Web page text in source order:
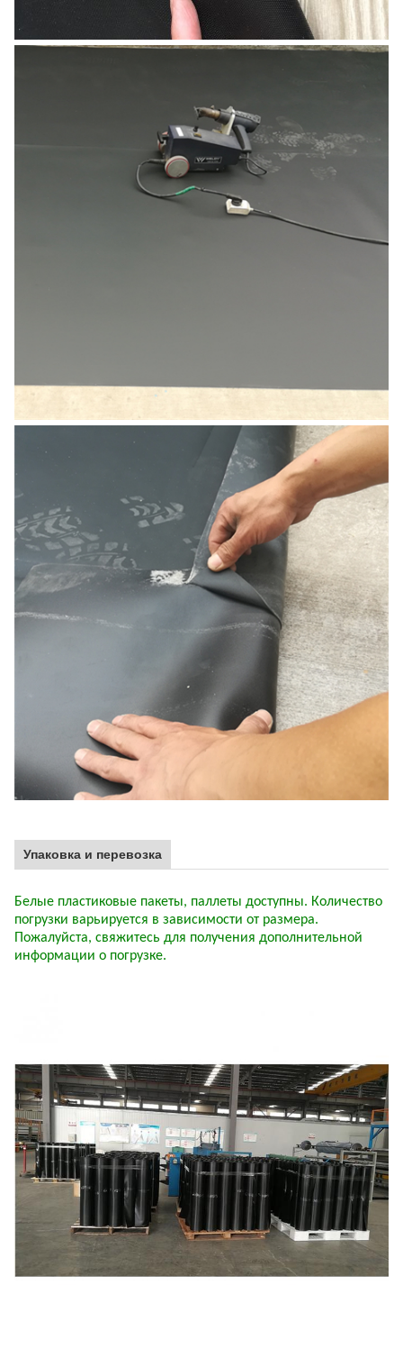
Упаковка и перевозка
Белые пластиковые пакеты, паллеты доступны. Количество
погрузки варьируется в зависимости от размера.
Пожалуйста, свяжитесь для получения дополнительной
информации о погрузке.